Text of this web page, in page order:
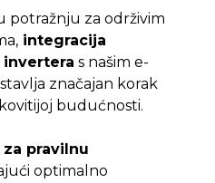
potražnju za održivim
integracija
invertera s našim e-
značajan korak
budućnosti.
za pravilnu
optimalno